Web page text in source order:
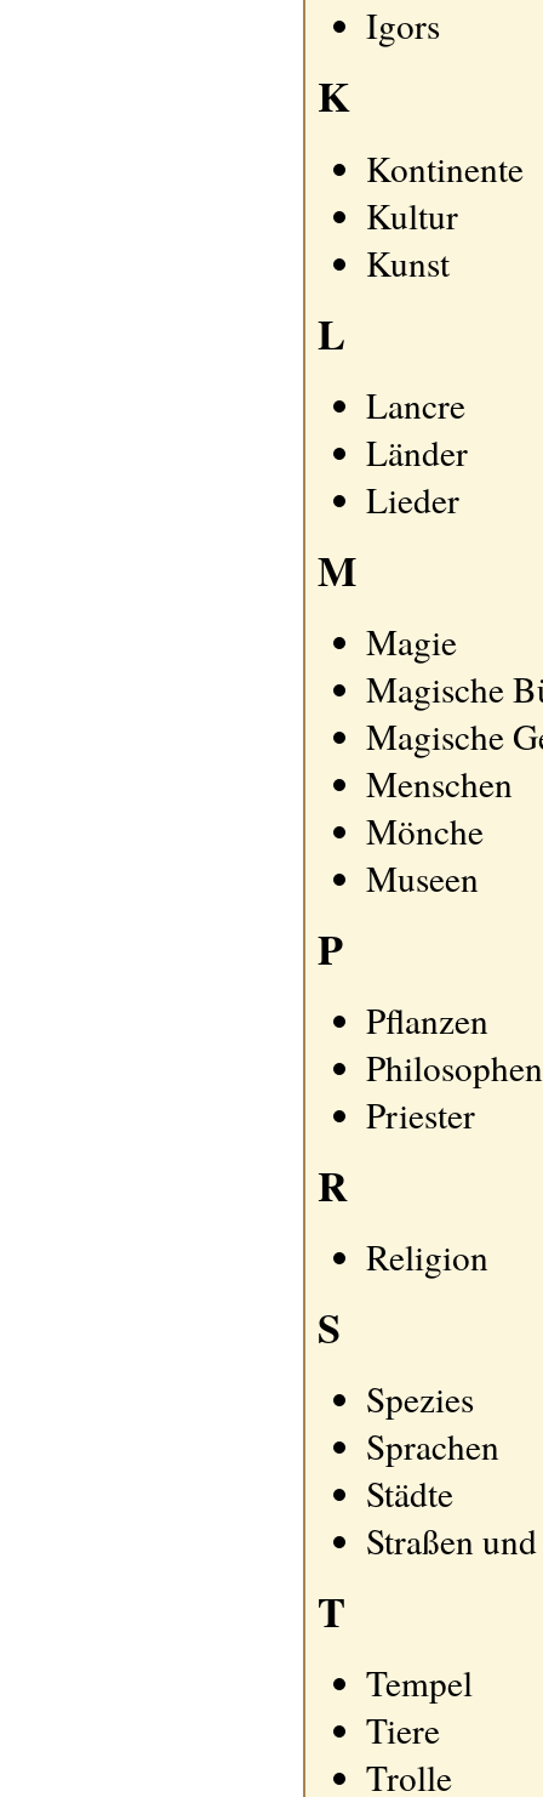
Igors
K
Kontinente
Kultur
Kunst
L
Lancre
Länder
Lieder
M
Magie
Magische
Magische
Menschen
Mönche
Museen
P
Pflanzen
Philosophen
Priester
R
Religion
S
Spezies
Sprachen
Städte
Straßen
T
Tempel
Tiere
Trolle